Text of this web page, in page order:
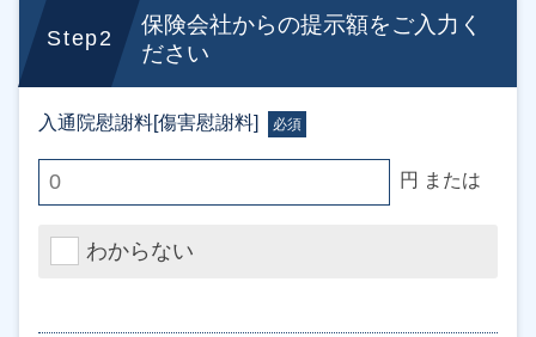
Step2
保険会社からの提示額をご入力く
ださい
入通院慰謝料[傷害慰謝料] 必須
円 または
わからない